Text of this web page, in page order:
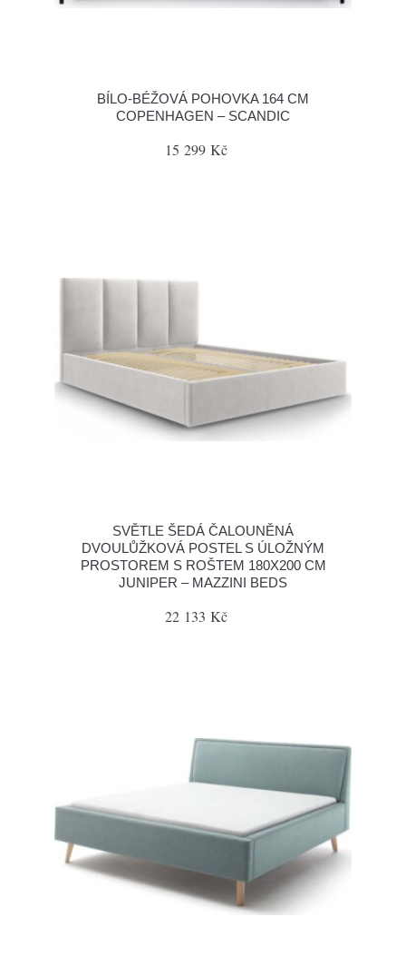
BÍLO-BÉŽOVÁ POHOVKA 164 CM
COPENHAGEN – SCANDIC
15 299 Kč
SVĚTLE ŠEDÁ ČALOUNĚNÁ
DVOULŮŽKOVÁ POSTEL S ÚLOŽNÝM
PROSTOREM S ROŠTEM 180X200 CM
JUNIPER – MAZZINI BEDS
22 133 Kč